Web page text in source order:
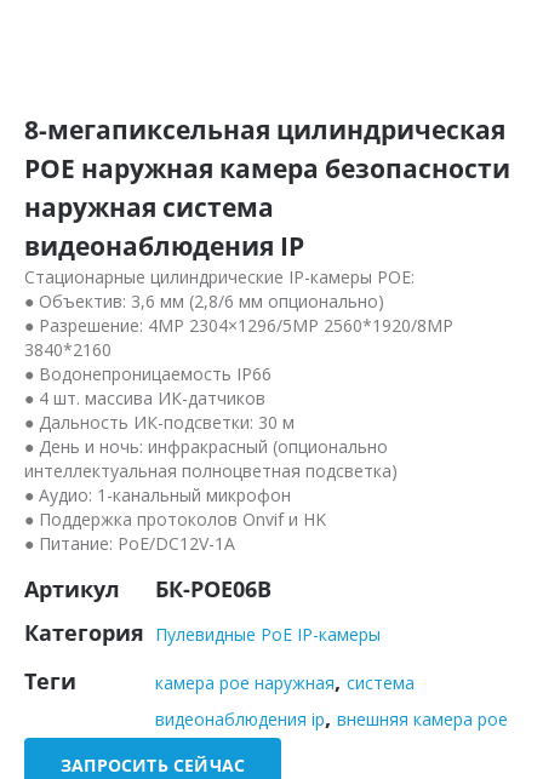
8-мегапиксельная цилиндрическая
POE наружная камера безопасности
наружная система
видеонаблюдения IP
Стационарные цилиндрические IP-камеры POE:
● Объектив: 3,6 мм (2,8/6 мм опционально)
● Разрешение: 4MP 2304×1296/5MP 2560*1920/8MP
3840*2160
● Водонепроницаемость IP66
● 4 шт. массива ИК-датчиков
● Дальность ИК-подсветки: 30 м
● День и ночь: инфракрасный (опционально
интеллектуальная полноцветная подсветка)
● Аудио: 1-канальный микрофон
● Поддержка протоколов Onvif и HK
● Питание: PoE/DC12V-1A
Артикул
БК-POE06B
Категория Пулевидные PoE IP-камеры
Теги камера poe наружная, система
видеонаблюдения ip, внешняя камера poe
ЗАПРОСИТЬ СЕЙЧАС